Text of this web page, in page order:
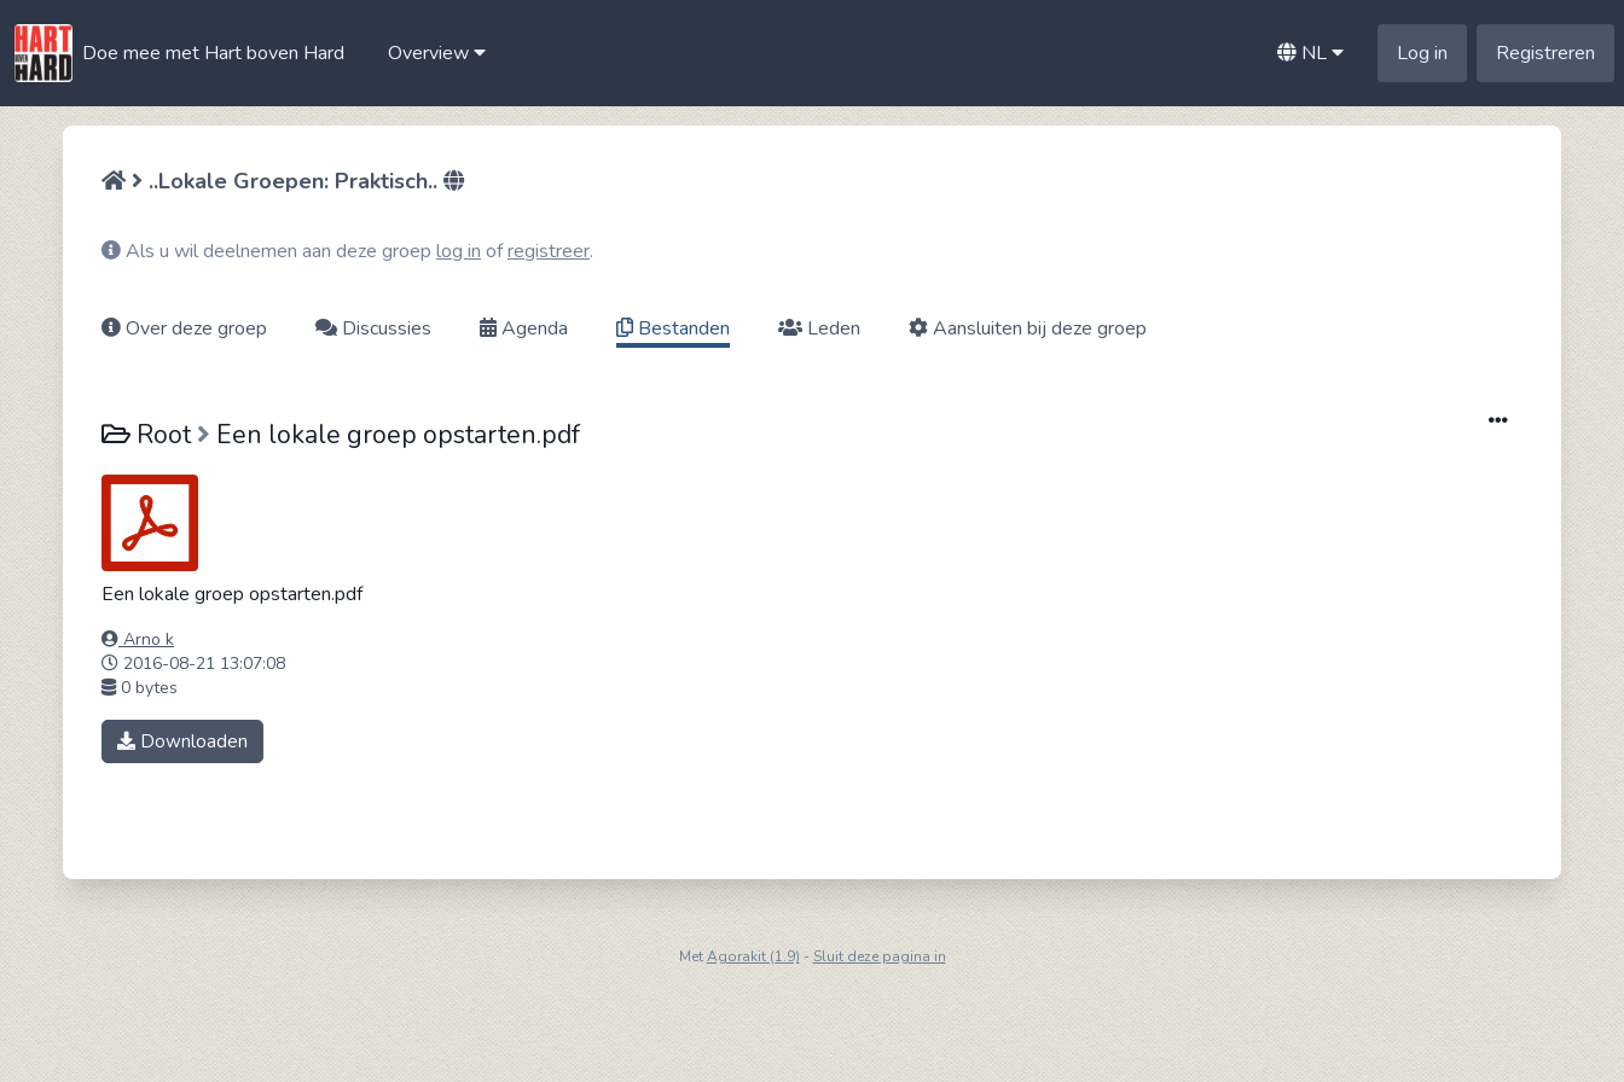
Doe mee met Hart boven Hard Overview NL Log in Registreren
..Lokale Groepen: Praktisch..
Als u wil deelnemen aan deze groep log in ofregistreer.
Over deze groep Discussies Agenda Bestanden Leden Aansluiten bij deze groep
Root Een lokale groep opstarten.pdf
Een lokale groep opstarten.pdf
Arno k
2016-08-21 13:07:08
0 bytes
Downloaden
MetAgorakit (1.9) - Sluit deze pagina in